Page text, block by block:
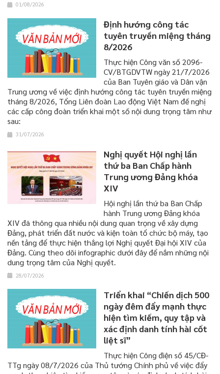
01/08/2026
Định hướng công tác
tuyên truyền miệng tháng
8/2026
Thực hiện Công văn số 2096-
CV/BTGDVTW ngày 21/7/2026
của Ban Tuyên giáo và Dân vận
Trung ương về việc định hướng công tác tuyên truyền miệng
tháng 8/2026, Tổng Liên đoàn Lao động Việt Nam đề nghị
các cấp công đoàn triển khai một số nội dung trọng tâm như
sau:
31/07/2026
Nghị quyết Hội nghị lần
thứ ba Ban Chấp hành
Trung ương Đảng khóa
XIV
Hội nghị lần thứ ba Ban Chấp
hành Trung ương Đảng khóa
XIV đã thông qua nhiều nội dung quan trọng về xây dựng
Đảng, phát triển đất nước và kiện toàn tổ chức bộ máy, tạo
nền tảng để thực hiện thắng lợi Nghị quyết Đại hội XIV của
Đảng. Cùng theo dõi infographic dưới đây để nắm những nội
dung trọng tâm của Nghị quyết.
28/07/2026
Triển khai “Chiến dịch 500
ngày đêm đẩy mạnh thực
hiện tìm kiếm, quy tập và
xác định danh tính hài cốt
liệt sĩ”
​​​​​​​Thực hiện Công điện số 45/CĐ-
TTg ngày 08/7/2026 của Thủ tướng Chính phủ về việc đẩy